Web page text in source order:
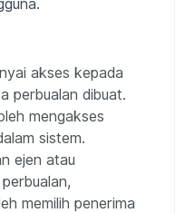
akses kepada
perbualan dibuat.
mengakses
sistem.
ejen atau
memilih penerima